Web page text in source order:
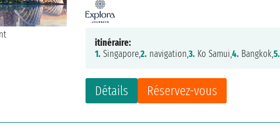
Détails Réservez-vous
itinéraire:
1. Singapore,2. navigation,3. Ko Samui,4. Bangkok,5.